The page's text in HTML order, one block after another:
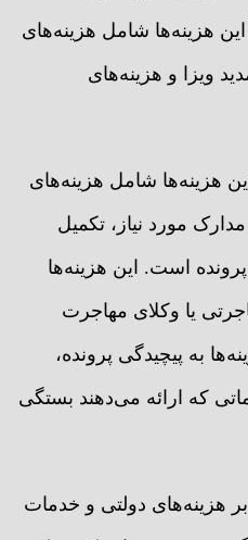
هزینه‌ها شامل هزینه‌های
ویزا و هزینه‌های
این هزینه‌ها شامل هزینه‌های
مورد نیاز، تکمیل
است. این هزینه‌ها
یا وکلای مهاجرت
به پیچیدگی پرونده،
که ارائه می‌دهند بستگی
بر هزینه‌های دولتی و خدمات